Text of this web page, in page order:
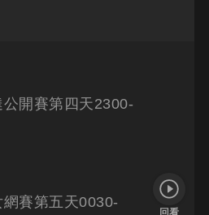
開賽第四天2300-
賽第五天0030-
回看